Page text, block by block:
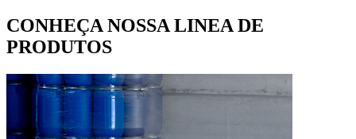
CONHEÇA NOSSA LINEA DE
PRODUTOS